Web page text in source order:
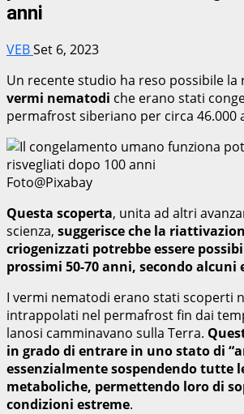
anni
VEBSet 6, 2023
Un recente studio ha reso possibile la
vermi nematodi che erano stati
permafrost siberiano per circa 46.000
Foto@Pixabay
Questa scoperta, unita ad altri
scienza, suggerisce che la
criogenizzati potrebbe essere
prossimi 50-70 anni, secondo alcuni
I vermi nematodi erano stati scoperti
intrappolati nel permafrost fin dai
lanosi camminavano sulla Terra.
in grado di entrare in uno stato di
essenzialmente sospendendo tutte
metaboliche, permettendo loro di
condizioni estreme.